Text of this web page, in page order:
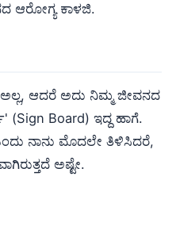
ಆರೋಗ್ಯ ಕಾಳಜಿ.
ಆದರೆ ಅದು ನಿಮ್ಮ ಜೀವನದ
Board) ಇದ್ದ ಹಾಗೆ.
ನಾನು ಮೊದಲೇ ತಿಳಿಸಿದರೆ,
ಅಷ್ಟೇ.